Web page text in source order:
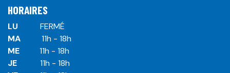
HORAIRES
LU
​ ​FERMÉ
MA
​11h - 18h
ME
​11h - 18h
JE
​​11h - 18h